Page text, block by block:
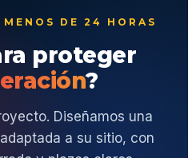
DE 24 HORAS
proteger
?
Diseñamos una
a su sitio, con